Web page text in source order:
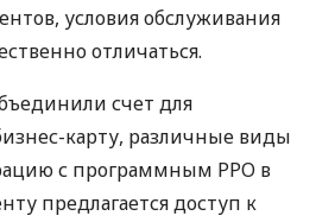
условия обслуживания
отличаться.
счет для
карту, различные виды
с программным РРО в
предлагается доступ к